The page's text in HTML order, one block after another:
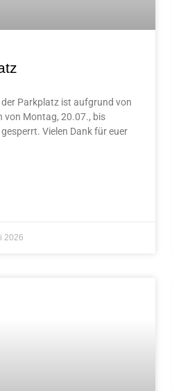
der Parkplatz ist aufgrund von
von Montag, 20.07., bis
Vielen Dank für euer
2026